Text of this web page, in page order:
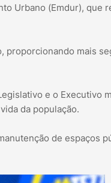
Urbano (Emdur), que
proporcionando mais
e o Executivo
da população.
de espaços